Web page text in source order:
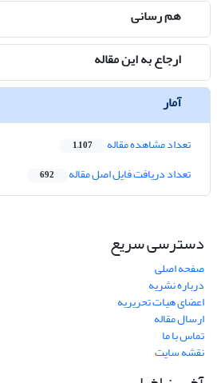
هم رسانی
ارجاع به این مقاله
آمار
تعداد مشاهده مقاله 1,107
تعداد دریافت فایل اصل مقاله 692
دسترسی سریع
صفحه اصلی
درباره نشریه
اعضای هیات تحریریه
ارسال مقاله
تماس با ما
نقشه سایت